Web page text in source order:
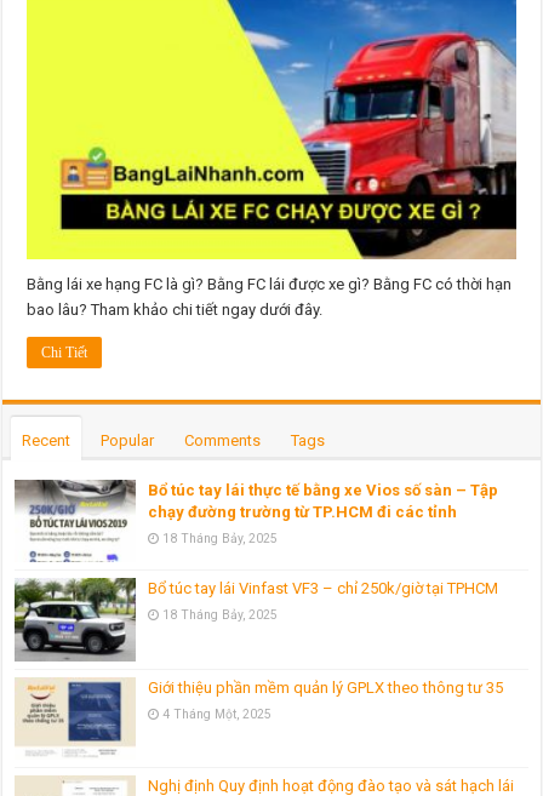
lái
FC
thời
hạn
bao
lâu?
Bằng lái xe hạng FC là gì? Bằng FC lái được xe gì? Bằng FC có thời hạn
bao lâu? Tham khảo chi tiết ngay dưới đây.
Chi Tiết
Recent Popular Comments Tags
Bổ túc tay lái thực tế bằng xe Vios số sàn – Tập
chạy đường trường từ TP.HCM đi các tỉnh
18 Tháng Bảy, 2025
Bổ túc tay lái Vinfast VF3 – chỉ 250k/giờ tại TPHCM
18 Tháng Bảy, 2025
Giới thiệu phần mềm quản lý GPLX theo thông tư 35
4 Tháng Một, 2025
Nghị định Quy định hoạt động đào tạo và sát hạch lái